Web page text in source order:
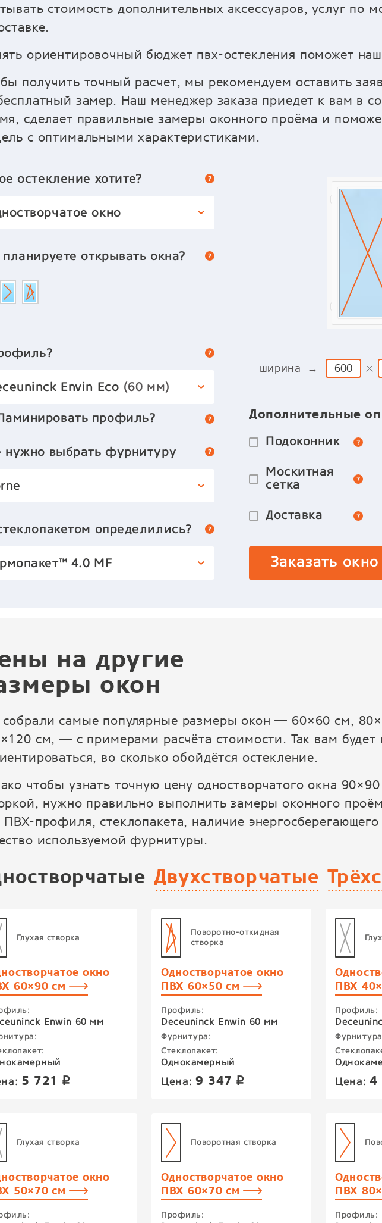
стоимость дополнительных аксессуаров, услуг по
ориентировочный бюджет пвх-остекления поможет наш
получить точный расчет, мы рекомендуем оставить
замер. Наш менеджер заказа приедет к вам в
сделает правильные замеры оконного проёма и
с оптимальными характеристиками.
остекление хотите?
окно
открывать окна?
Envin Eco (60 мм)
профиль?
нужно выбрать фурнитуру
определились?
4.0 MF
ширина →
Дополнительные
Подоконник
Москитная
сетка
Доставка
Заказать окно
на другие
окон
самые популярные размеры окон — 60×60 см,
см, — с примерами расчёта стоимости. Так вам будет
во сколько обойдётся остекление.
чтобы узнать точную цену одностворчатого окна
нужно правильно выполнить замеры оконного
ПВХ-профиля, стеклопакета, наличие
используемой фурнитуры.
Двухстворчатые
Глухая створка
окно
60×90 см
Enwin 60 мм
5 721 p
Поворотно-откидная
створка
Одностворчатое окно
ПВХ 60×50 см
Профиль:
Deceuninck Enwin 60 мм
Фурнитура:
Стеклопакет:
Однокамерный
Цена:9 347 p
ПВХ
Профиль:
Цена:4
Глухая створка
окно
50×70 см
Поворотная створка
Одностворчатое окно
ПВХ 60×70 см
Профиль:
ПВХ
Профиль: